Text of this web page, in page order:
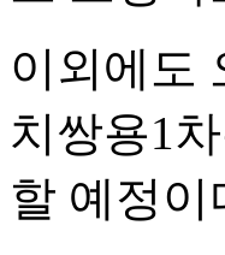
이외에도
치쌍용1
할 예정이